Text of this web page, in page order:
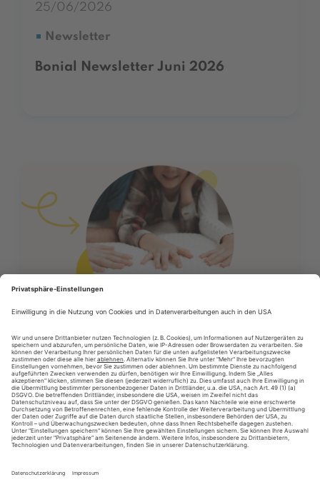
25/06/2026
Newsletter
Bonial Newsletter Juni 2026
12/06/2026
Presseartikel
Vertrauen schlägt billig